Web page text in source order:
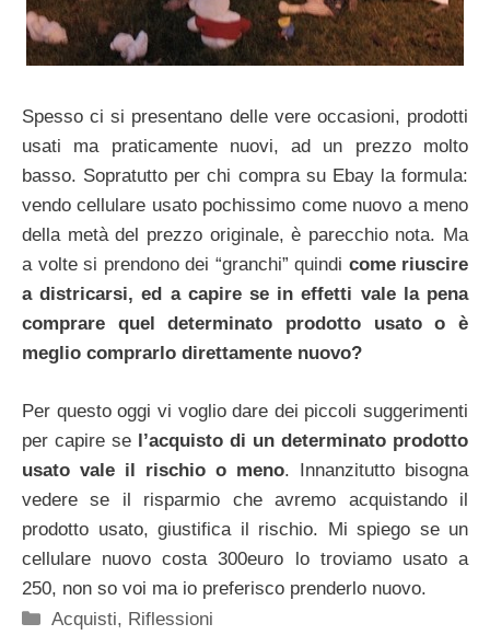
Spesso ci si presentano delle vere occasioni, prodotti
usati ma praticamente nuovi, ad un prezzo molto
basso. Sopratutto per chi compra su Ebay la formula:
vendo cellulare usato pochissimo come nuovo a meno
della metà del prezzo originale, è parecchio nota. Ma
a volte si prendono dei “granchi” quindi come riuscire
a districarsi, ed a capire se in effetti vale la pena
comprare quel determinato prodotto usato o è
meglio comprarlo direttamente nuovo?
Per questo oggi vi voglio dare dei piccoli suggerimenti
per capire se l’acquisto di un determinato prodotto
usato vale il rischio o meno. Innanzitutto bisogna
vedere se il risparmio che avremo acquistando il
prodotto usato, giustifica il rischio. Mi spiego se un
cellulare nuovo costa 300euro lo troviamo usato a
250, non so voi ma io preferisco prenderlo nuovo.
Categorie
Acquisti, Riflessioni